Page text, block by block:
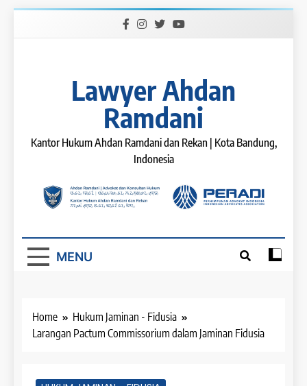
Lawyer Ahdan
Ramdani
Kantor Hukum Ahdan Ramdani dan Rekan | Kota Bandung,
Indonesia
MENU
Home
Hukum Jaminan - Fidusia
Larangan Pactum Commissorium dalam Jaminan Fidusia